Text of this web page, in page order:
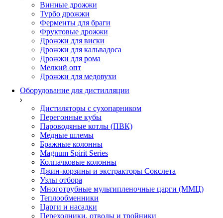
Винные дрожжи
Турбо дрожжи
Ферменты для браги
Фруктовые дрожжи
Дрожжи для виски
Дрожжи для кальвадоса
Дрожжи для рома
Мелкий опт
Дрожжи для медовухи
Оборудование для дистилляции
Дистиляторы с сухопарником
Перегонные кубы
Пароводяные котлы (ПВК)
Медные шлемы
Бражные колонны
Magnum Spirit Series
Колпачковые колонны
Джин-корзины и экстракторы Сокслета
Узлы отбора
Многотрубные мультипленочные царги (ММЦ)
Теплообменники
Царги и насадки
Переходники, отводы и тройники